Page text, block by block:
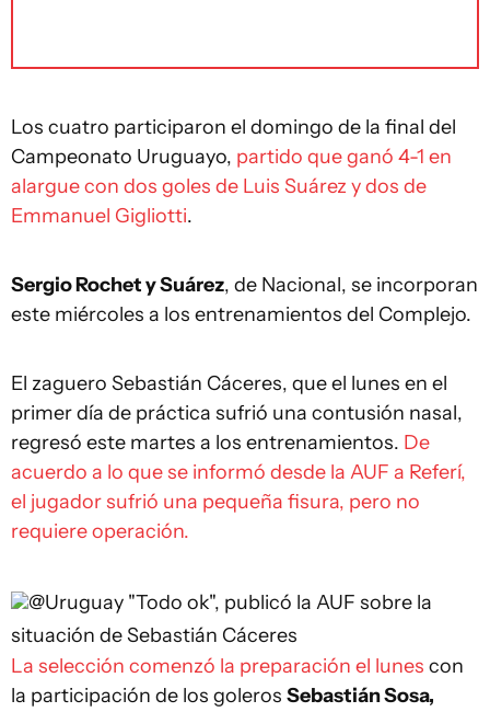
Los cuatro participaron el domingo de la final del
Campeonato Uruguayo, partido que ganó 4-1 en
alargue con dos goles de Luis Suárez y dos de
Emmanuel Gigliotti.
Sergio Rochet y Suárez, de Nacional, se incorporan
este miércoles a los entrenamientos del Complejo.
El zaguero Sebastián Cáceres, que el lunes en el
primer día de práctica sufrió una contusión nasal,
regresó este martes a los entrenamientos. De
acuerdo a lo que se informó desde la AUF a Referí,
el jugador sufrió una pequeña fisura, pero no
requiere operación.
@Uruguay "Todo ok", publicó la AUF sobre la
situación de Sebastián Cáceres
La selección comenzó la preparación el lunes con
la participación de los goleros Sebastián Sosa,